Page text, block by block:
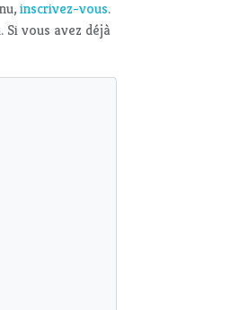
inscrivez-vous.
vous avez déjà